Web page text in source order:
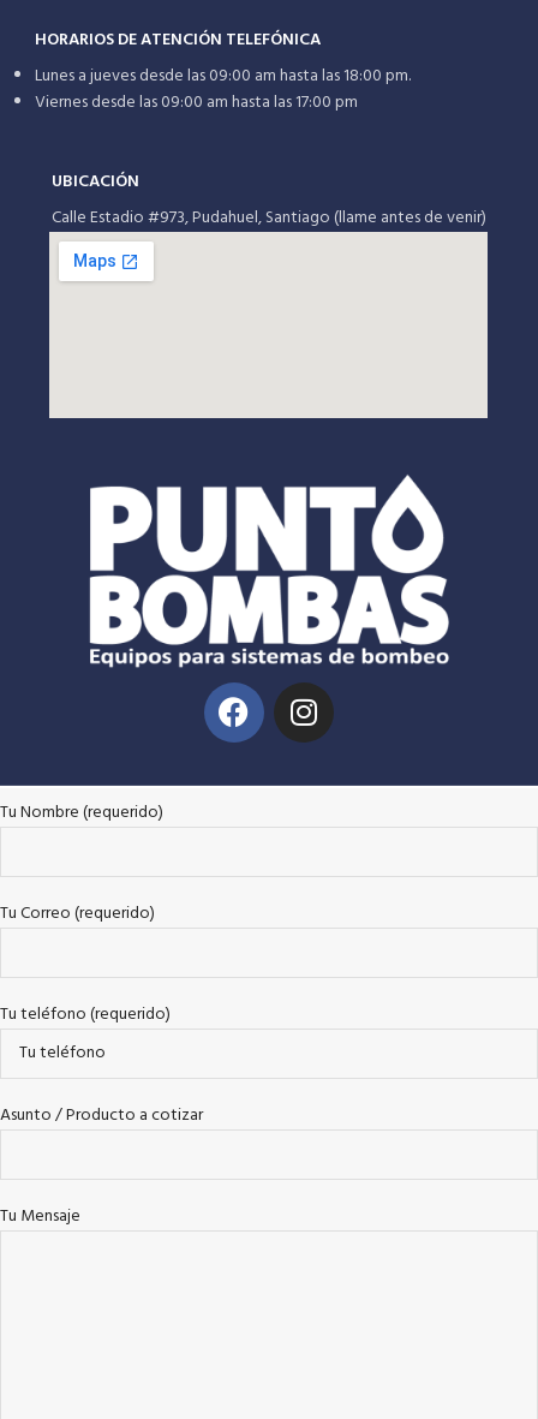
HORARIOS DE ATENCIÓN TELEFÓNICA
Lunes a jueves desde las 09:00 am hasta las 18:00 pm.
Viernes desde las 09:00 am hasta las 17:00 pm
UBICACIÓN
Calle Estadio #973, Pudahuel, Santiago (llame antes de venir)
Tu Nombre (requerido)
Tu Correo (requerido)
Tu teléfono (requerido)
Asunto / Producto a cotizar
Tu Mensaje